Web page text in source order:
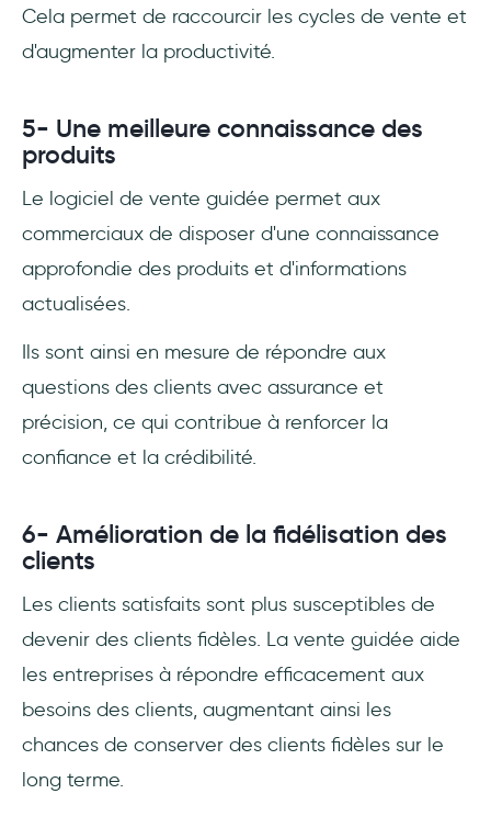
Cela permet de raccourcir les cycles de vente et
d'augmenter la productivité.
5- Une meilleure connaissance des
produits
Le logiciel de vente guidée permet aux
commerciaux de disposer d'une connaissance
approfondie des produits et d'informations
actualisées.
Ils sont ainsi en mesure de répondre aux
questions des clients avec assurance et
précision, ce qui contribue à renforcer la
confiance et la crédibilité.
6- Amélioration de la fidélisation des
clients
Les clients satisfaits sont plus susceptibles de
devenir des clients fidèles. La vente guidée aide
les entreprises à répondre efficacement aux
besoins des clients, augmentant ainsi les
chances de conserver des clients fidèles sur le
long terme.